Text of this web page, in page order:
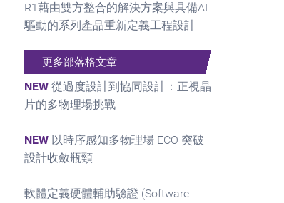
R1藉由雙方整合的解決方案與具備AI
驅動的系列產品重新定義工程設計
更多部落格文章
NEW 從過度設計到協同設計：正視晶
片的多物理場挑戰
NEW 以時序感知多物理場 ECO 突破
設計收斂瓶頸
軟體定義硬體輔助驗證 (Software-